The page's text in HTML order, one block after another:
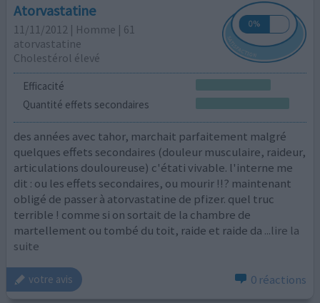
Atorvastatine
11/11/2012 | Homme | 61
atorvastatine
Cholestérol élevé
Efficacité
Quantité effets secondaires
des années avec tahor, marchait parfaitement malgré
quelques effets secondaires (douleur musculaire, raideur,
articulations douloureuse) c'étati vivable. l'interne me
dit : ou les effets secondaires, ou mourir !!? maintenant
obligé de passer à atorvastatine de pfizer. quel truc
terrible ! comme si on sortait de la chambre de
martellement ou tombé du toit, raide et raide da ...lire la
suite
votre avis 0 réactions